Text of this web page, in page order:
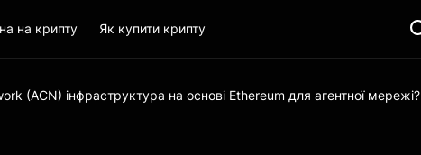
на крипту Як купити крипту
(ACN) інфраструктура на основі Ethereum для агентної мережі?